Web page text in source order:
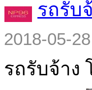
รถรับ
2018-05-28
รถรับจ้าง